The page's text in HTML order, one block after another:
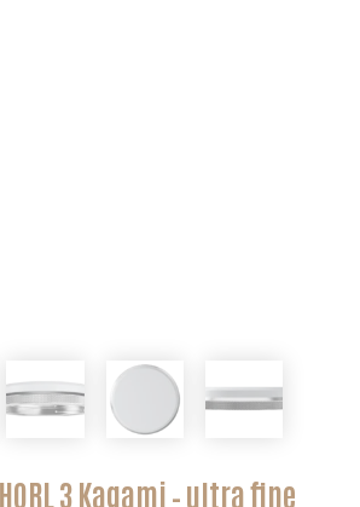
3 Kagami – ultra fine